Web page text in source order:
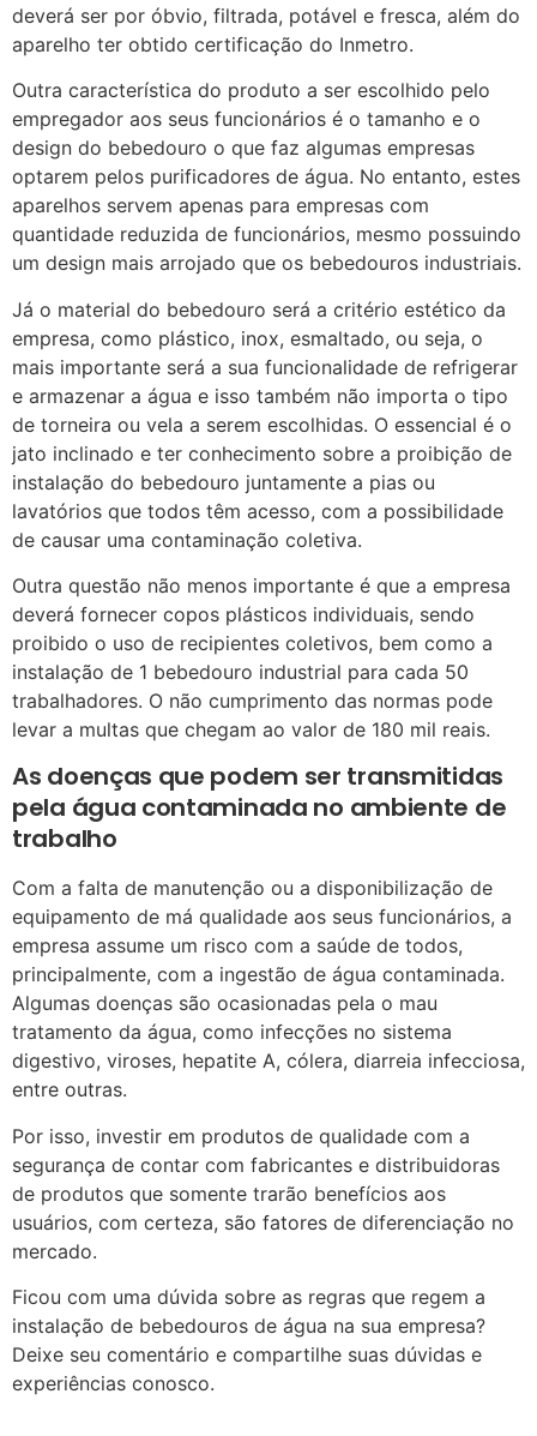
deverá ser por óbvio, filtrada, potável e fresca, além do
aparelho ter obtido certificação do Inmetro.
Outra característica do produto a ser escolhido pelo
empregador aos seus funcionários é o tamanho e o
design do bebedouro o que faz algumas empresas
optarem pelos purificadores de água. No entanto, estes
aparelhos servem apenas para empresas com
quantidade reduzida de funcionários, mesmo possuindo
um design mais arrojado que os bebedouros industriais.
Já o material do bebedouro será a critério estético da
empresa, como plástico, inox, esmaltado, ou seja, o
mais importante será a sua funcionalidade de refrigerar
e armazenar a água e isso também não importa o tipo
de torneira ou vela a serem escolhidas. O essencial é o
jato inclinado e ter conhecimento sobre a proibição de
instalação do bebedouro juntamente a pias ou
lavatórios que todos têm acesso, com a possibilidade
de causar uma contaminação coletiva.
Outra questão não menos importante é que a empresa
deverá fornecer copos plásticos individuais, sendo
proibido o uso de recipientes coletivos, bem como a
instalação de 1 bebedouro industrial para cada 50
trabalhadores. O não cumprimento das normas pode
levar a multas que chegam ao valor de 180 mil reais.
As doenças que podem ser transmitidas
pela água contaminada no ambiente de
trabalho
Com a falta de manutenção ou a disponibilização de
equipamento de má qualidade aos seus funcionários, a
empresa assume um risco com a saúde de todos,
principalmente, com a ingestão de água contaminada.
Algumas doenças são ocasionadas pela o mau
tratamento da água, como infecções no sistema
digestivo, viroses, hepatite A, cólera, diarreia infecciosa,
entre outras.
Por isso, investir em produtos de qualidade com a
segurança de contar com fabricantes e distribuidoras
de produtos que somente trarão benefícios aos
usuários, com certeza, são fatores de diferenciação no
mercado.
Ficou com uma dúvida sobre as regras que regem a
instalação de bebedouros de água na sua empresa?
Deixe seu comentário e compartilhe suas dúvidas e
experiências conosco.